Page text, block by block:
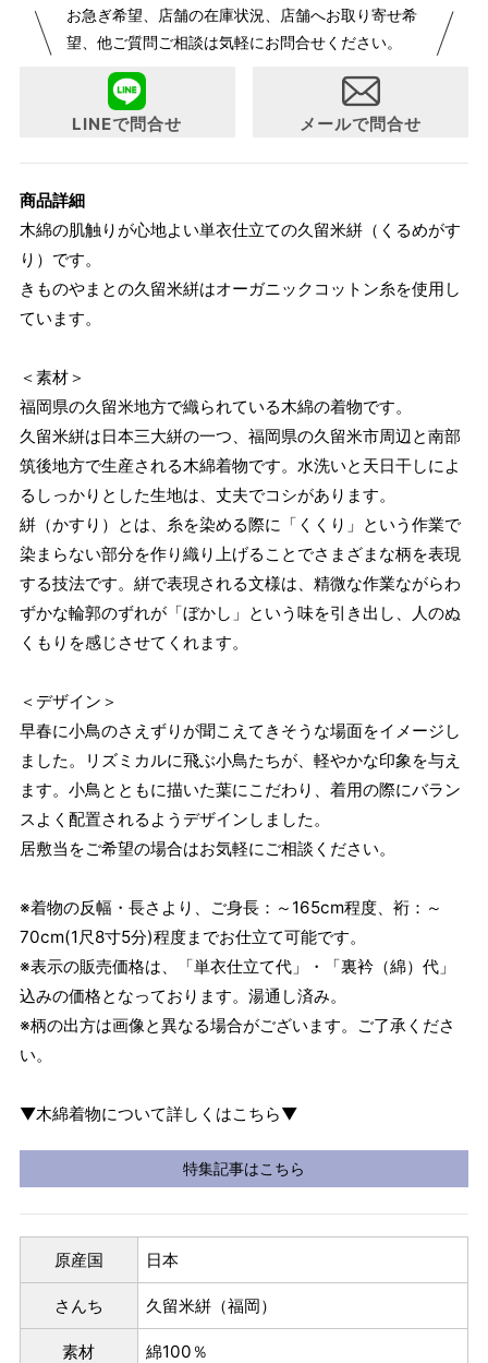
が変更になりました。パターンオーダーは、お客様のお声か
らよりお召しになりやすい寸法に変更いたしました。変更点
について詳細をお知りになりたい方はお問い合わせくださ
お急ぎ希望、店舗の在庫状況、店舗へお取り寄せ希
望、他ご質問ご相談は気軽にお問合せください。
LINEで問合せ メールで問合せ
商品詳細
木綿の肌触りが心地よい単衣仕立ての久留米絣（くるめがす
り）です。
きものやまとの久留米絣はオーガニックコットン糸を使用し
ています。
＜素材＞
福岡県の久留米地方で織られている木綿の着物です。
久留米絣は日本三大絣の一つ、福岡県の久留米市周辺と南部
筑後地方で生産される木綿着物です。水洗いと天日干しによ
るしっかりとした生地は、丈夫でコシがあります。
絣（かすり）とは、糸を染める際に「くくり」という作業で
染まらない部分を作り織り上げることでさまざまな柄を表現
する技法です。絣で表現される文様は、精微な作業ながらわ
ずかな輪郭のずれが「ぼかし」という味を引き出し、人のぬ
くもりを感じさせてくれます。
＜デザイン＞
早春に小鳥のさえずりが聞こえてきそうな場面をイメージし
ました。リズミカルに飛ぶ小鳥たちが、軽やかな印象を与え
ます。小鳥とともに描いた葉にこだわり、着用の際にバラン
スよく配置されるようデザインしました。
居敷当をご希望の場合はお気軽にご相談ください。
※着物の反幅・長さより、ご身長：～165cm程度、裄：～
70cm(1尺8寸5分)程度までお仕立て可能です。
※表示の販売価格は、「単衣仕立て代」・「裏衿（綿）代」
込みの価格となっております。湯通し済み。
※柄の出方は画像と異なる場合がございます。ご了承くださ
い。
▼木綿着物について詳しくはこちら▼
特集記事はこちら
原産国 日本
さんち 久留米絣（福岡）
素材 綿100％